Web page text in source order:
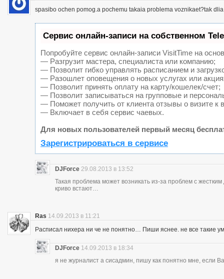
spasibo ochen pomog.a pochemu takaia problema voznikaet?tak
Сервис онлайн-записи на собственном
Попробуйте сервис онлайн-записи VisitTime на
— Разгрузит мастера, специалиста или компанию;
— Позволит гибко управлять расписанием и
— Разошлет оповещения о новых услугах или
— Позволит принять оплату на карту/кошелек/счет;
— Позволит записываться на групповые и
— Поможет получить от клиента отзывы о визите к
— Включает в себя сервис чаевых.
Для новых пользователей первый месяц
Зарегистрироваться в сервисе
DJForce 29.08.2013 в 13:52
Такая проблема может возникать из-за проблем с
криво встают…
Ras 14.09.2013 в 11:21
Расписал нихера ни че не понятно… Пиши яснее. не все такие
DJForce 14.09.2013 в 18:34
я не журналист а сисадмин, пишу как понятно мне, если